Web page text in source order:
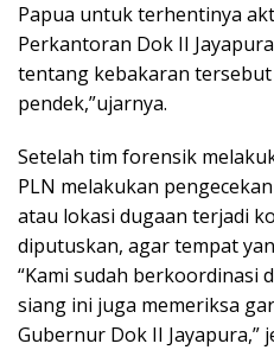
Papua untuk terhentinya
Perkantoran Dok II
tentang kebakaran
pendek,”ujarnya.
Setelah tim forensik
PLN melakukan
atau lokasi dugaan terjadi
diputuskan, agar tempat
“Kami sudah berkoordinasi
siang ini juga memeriksa
Gubernur Dok II Jayapura,”